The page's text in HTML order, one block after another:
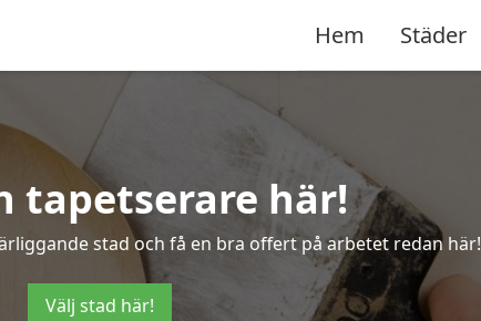
Hem Städer
tapetserare här!
stad och få en bra offert på arbetet redan här!
Välj stad här!